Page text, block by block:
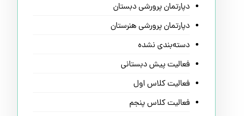
دپارتمان پرورشی دبستان
دپارتمان پرورشی هنرستان
دسته‌بندی نشده
فعالیت پیش دبستانی
فعالیت کلاس اول
فعالیت کلاس پنجم